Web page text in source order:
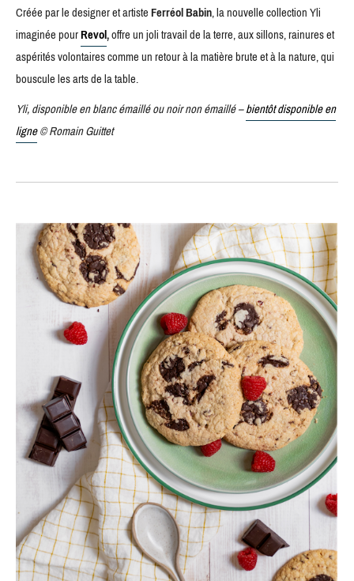
Créée par le designer et artisteFerréol Babin, la nouvelle collection Yli
imaginée pourRevol,offre un joli travail de la terre, aux sillons, rainures et
aspérités volontaires comme un retour à la matière brute et à la nature, qui
bouscule les arts de la table.
Yli, disponible en blanc émaillé ou noir non émaillé –bientôt disponible en
ligne© Romain Guittet